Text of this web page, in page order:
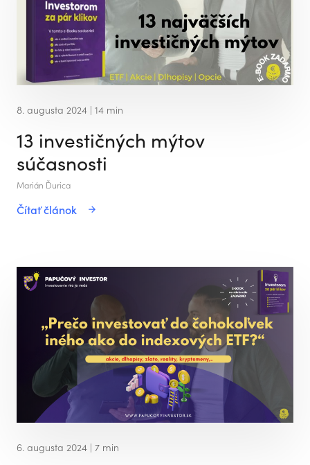
8. augusta 2024 | 14 min
13 investičných mýtov
súčasnosti
Marián Ďurica
Čítať článok
6. augusta 2024 | 7 min